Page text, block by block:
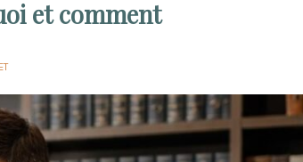
et comment